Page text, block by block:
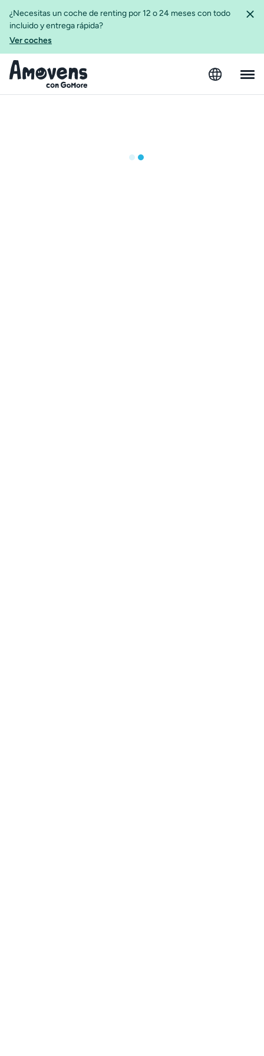
¿Necesitas un coche de renting por 12 o 24 meses con todo
incluido y entrega rápida?
Ver coches